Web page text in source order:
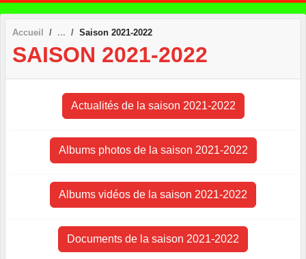
Accueil Saison 2021-2022
SAISON 2021-2022
Actualités de la saison 2021-2022
Albums photos de la saison 2021-2022
Albums vidéos de la saison 2021-2022
Documents de la saison 2021-2022